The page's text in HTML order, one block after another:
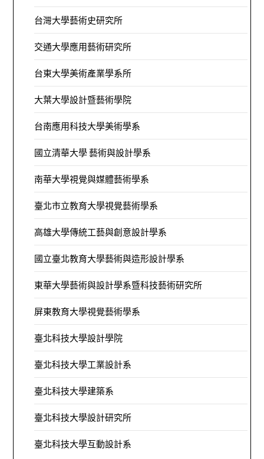
台灣大學藝術史研究所
交通大學應用藝術研究所
台東大學美術產業學系所
大葉大學設計暨藝術學院
台南應用科技大學美術學系
國立清華大學 藝術與設計學系
南華大學視覺與媒體藝術學系
臺北市立教育大學視覺藝術學系
高雄大學傳統工藝與創意設計學系
國立臺北教育大學藝術與造形設計學系
東華大學藝術與設計學系暨科技藝術研究所
屏東教育大學視覺藝術學系
臺北科技大學設計學院
臺北科技大學工業設計系
臺北科技大學建築系
臺北科技大學設計研究所
臺北科技大學互動設計系